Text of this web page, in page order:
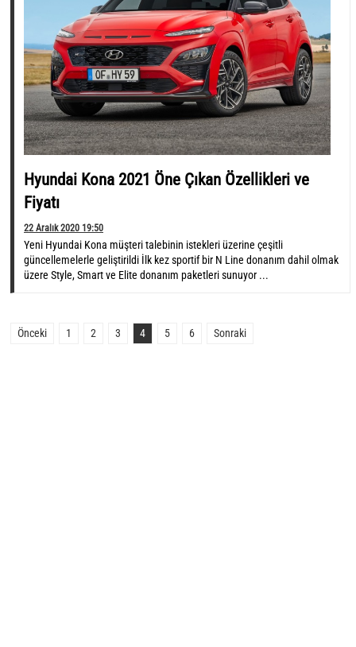
Hyundai Kona 2021 Öne Çıkan Özellikleri ve
Fiyatı
22 Aralık 2020 19:50
Yeni Hyundai Kona müşteri talebinin istekleri üzerine çeşitli
güncellemelerle geliştirildi İlk kez sportif bir N Line donanım dahil olmak
üzere Style, Smart ve Elite donanım paketleri sunuyor ...
Önceki 1 2 3 4 5 6 Sonraki